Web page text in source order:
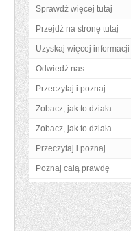
Sprawdź więcej tutaj
Przejdź na stronę tutaj
Uzyskaj więcej informacji
Odwiedź nas
Przeczytaj i poznaj
Zobacz, jak to działa
Zobacz, jak to działa
Przeczytaj i poznaj
Poznaj całą prawdę